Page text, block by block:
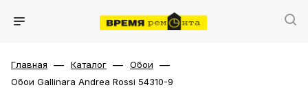
Главная — Каталог — Обои —
Обои Gallinara Andrea Rossi 54310-9